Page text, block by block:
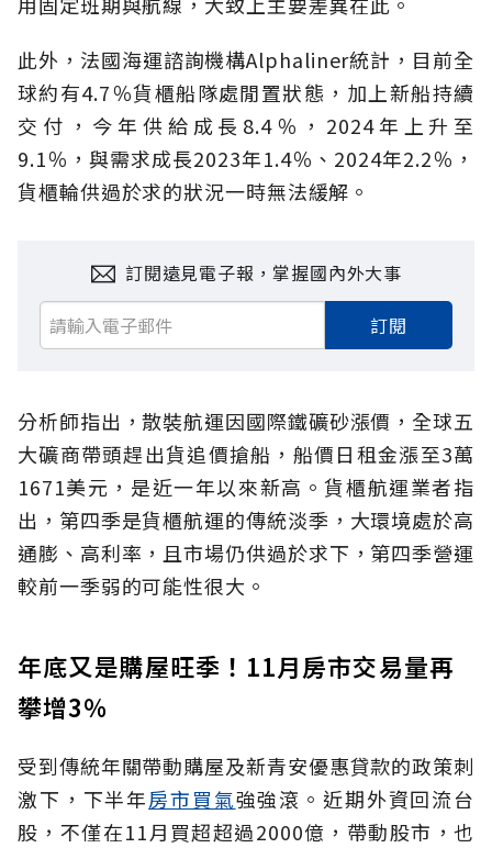
此外，法國海運諮詢機構Alphaliner統計，目前全
球約有4.7％貨櫃船隊處閒置狀態，加上新船持續
交付，今年供給成長8.4％，2024年上升至
9.1％，與需求成長2023年1.4％、2024年2.2％，
貨櫃輪供過於求的狀況一時無法緩解。
訂閱遠見電子報，掌握國內外大事
訂閱
分析師指出，散裝航運因國際鐵礦砂漲價，全球五
大礦商帶頭趕出貨追價搶船，船價日租金漲至3萬
1671美元，是近一年以來新高。貨櫃航運業者指
出，第四季是貨櫃航運的傳統淡季，大環境處於高
通膨、高利率，且市場仍供過於求下，第四季營運
較前一季弱的可能性很大。
年底又是購屋旺季！11月房市交易量再
攀增3％
受到傳統年關帶動購屋及新青安優惠貸款的政策刺
激下，下半年房市買氣強強滾。近期外資回流台
股，不僅在11月買超超過2000億，帶動股市，也